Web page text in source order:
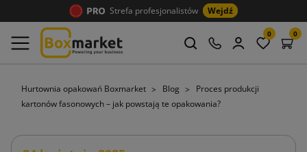
Strefa profesjonalistów Wejdź
0 0
Hurtownia opakowań Boxmarket Blog
Proces produkcji
kartonów fasonowych – jak powstają te opakowania?